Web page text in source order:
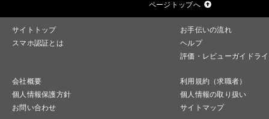
ページトップへ
サイトトップ
お手伝いの流れ
スマホ認証とは
ヘルプ
評価・レビューガイドラ
会社概要
利用規約（求職者）
個人情報保護方針
個人情報の取り扱い
お問い合わせ
サイトマップ